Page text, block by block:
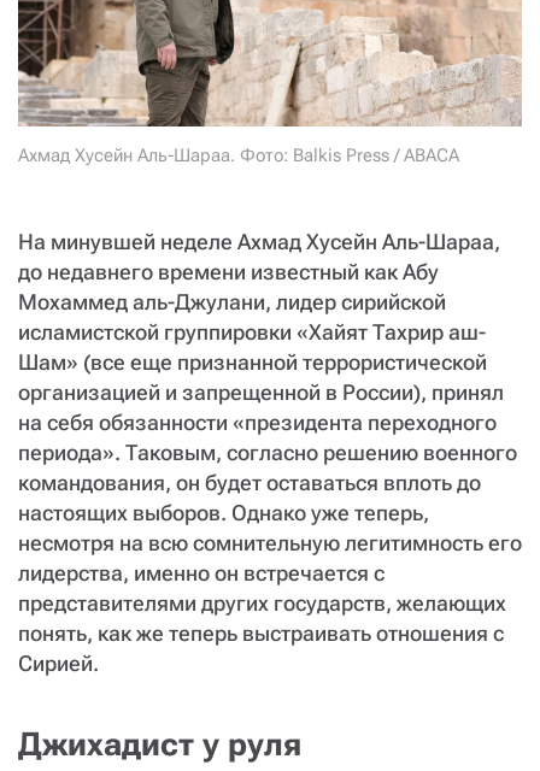
Ахмад Хусейн Аль-Шараа. Фото: Balkis Press / ABACA
На минувшей неделе Ахмад Хусейн Аль-Шараа,
до недавнего времени известный как Абу
Мохаммед аль-Джулани, лидер сирийской
исламистской группировки «Хайят Тахрир аш-
Шам» (все еще признанной террористической
организацией и запрещенной в России), принял
на себя обязанности «президента переходного
периода». Таковым, согласно решению военного
командования, он будет оставаться вплоть до
настоящих выборов. Однако уже теперь,
несмотря на всю сомнительную легитимность его
лидерства, именно он встречается с
представителями других государств, желающих
понять, как же теперь выстраивать отношения с
Сирией.
Джихадист у руля
звоните:
+7 (929) 612-03-68